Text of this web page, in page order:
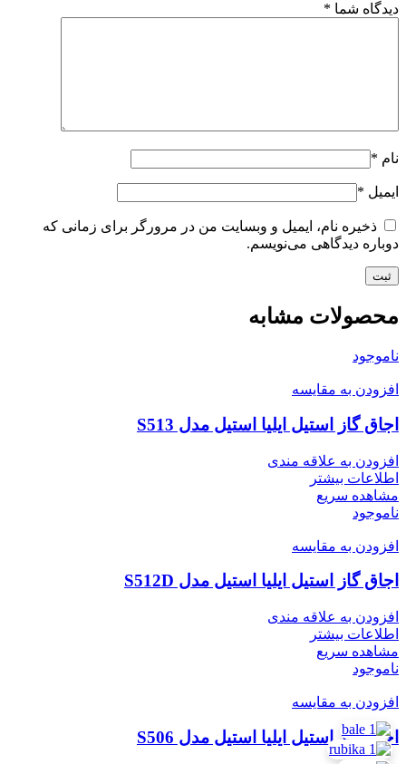
دیدگاه شما *
نام *
ایمیل *
ذخیره نام، ایمیل و وبسایت من در مرورگر برای زمانی که
دوباره دیدگاهی می‌نویسم.
محصولات مشابه
ناموجود
افزودن به مقایسه
اجاق گاز استیل ایلیا استیل مدل S513
افزودن به علاقه مندی
اطلاعات بیشتر
مشاهده سریع
ناموجود
افزودن به مقایسه
اجاق گاز استیل ایلیا استیل مدل S512D
افزودن به علاقه مندی
اطلاعات بیشتر
مشاهده سریع
ناموجود
افزودن به مقایسه
اجاق گاز استیل ایلیا استیل مدل S506